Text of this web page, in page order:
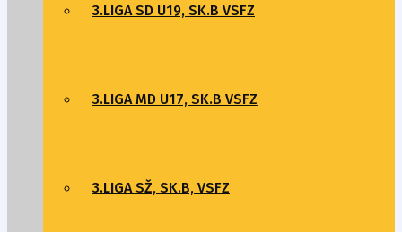
3.LIGA SD U19, SK.B VSFZ
3.LIGA MD U17, SK.B VSFZ
3.LIGA SŽ, SK.B, VSFZ